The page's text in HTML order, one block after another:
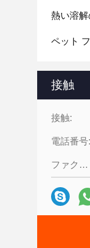
熱い溶
ペット
接触
接触:
電話番号:
ファクシミリ: